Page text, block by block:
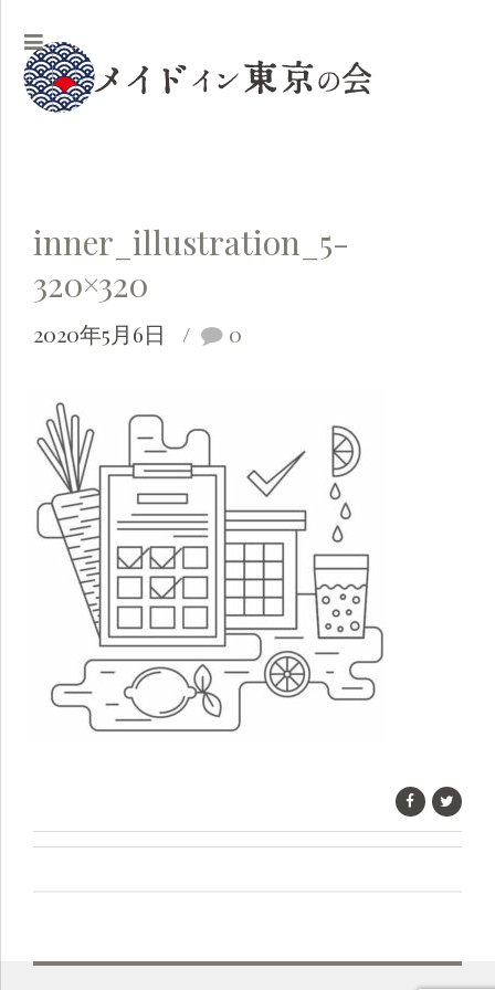
inner_illustration_5-
320×320
2020年5月6日 0